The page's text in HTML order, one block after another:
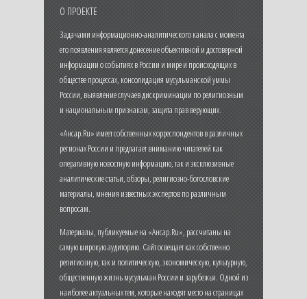
О ПРОЕКТЕ
Задачами информационно-аналитического канала с момента
его появления является донесение объективной и достоверной
информации о событиях в России и мире и происходящих в
обществе процессах, консолидация мусульманской уммы
России, выявление случаев дискриминации по религиозным
и национальным признакам, защита прав верующих.
«Ансар.Ru» имеет собственных корреспондентов в различных
регионах России и предлагает вниманию читателей как
оперативную новостную информацию, так и эксклюзивные
аналитические статьи, обзоры, религиозно-богословские
материалы, мнения известных экспертов по различным
вопросам.
Материалы, публикуемые на «Ансар.Ru», рассчитаны на
самую широкую аудиторию. Сайт освещает как собственно
религиозную, так и политическую, экономическую, культурную,
общественную жизнь мусульман России и зарубежья. Одной из
наиболее актуальных тем, которые находят место на страницах